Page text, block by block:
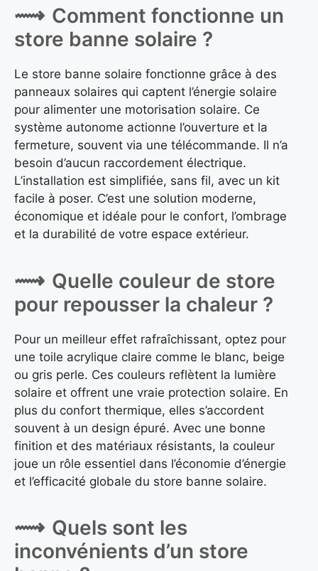
Comment fonctionne un
store banne solaire ?
Le store banne solaire fonctionne grâce à des
panneaux solaires qui captent l’énergie solaire
pour alimenter une motorisation solaire. Ce
système autonome actionne l’ouverture et la
fermeture, souvent via une télécommande. Il n’a
besoin d’aucun raccordement électrique.
L’installation est simplifiée, sans fil, avec un kit
facile à poser. C’est une solution moderne,
économique et idéale pour le confort, l’ombrage
et la durabilité de votre espace extérieur.
Quelle couleur de store
pour repousser la chaleur ?
Pour un meilleur effet rafraîchissant, optez pour
une toile acrylique claire comme le blanc, beige
ou gris perle. Ces couleurs reflètent la lumière
solaire et offrent une vraie protection solaire. En
plus du confort thermique, elles s’accordent
souvent à un design épuré. Avec une bonne
finition et des matériaux résistants, la couleur
joue un rôle essentiel dans l’économie d’énergie
et l’efficacité globale du store banne solaire.
Quels sont les
inconvénients d’un store